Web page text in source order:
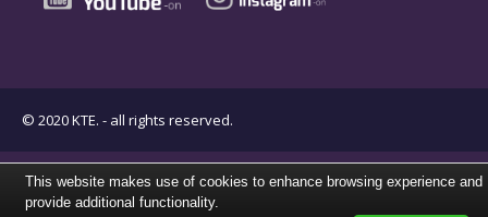
© 2020 KTE. - all rights reserved.
This website makes use of cookies to enhance browsing experience and
provide additional functionality.